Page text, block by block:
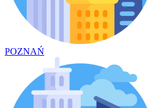
POZNAŃ